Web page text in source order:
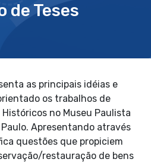
de Teses
as principais idéias e
os trabalhos de
no Museu Paulista
Apresentando através
questões que propiciem
restauração de bens